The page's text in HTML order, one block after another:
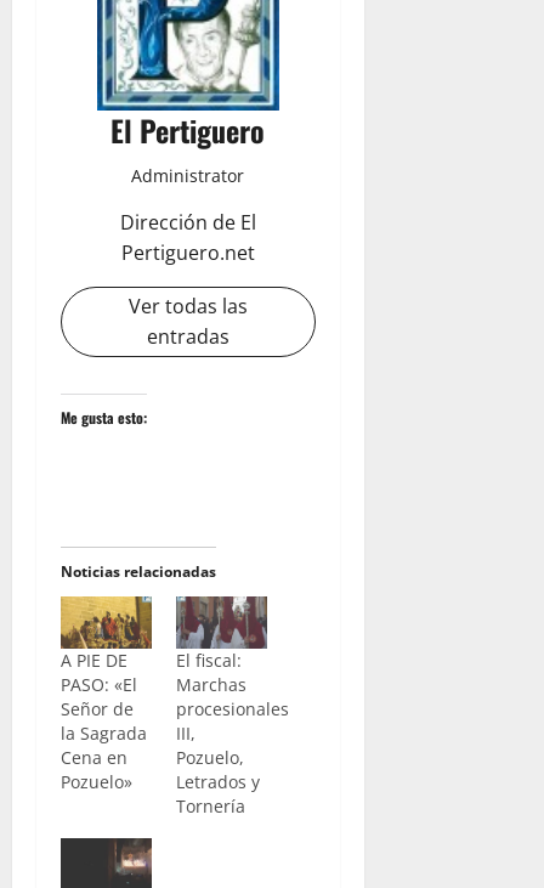
El Pertiguero
Administrator
Dirección de El
Pertiguero.net
Ver todas las
entradas
Me gusta esto:
Noticias relacionadas
A PIE DE
PASO: «El
Señor de
la Sagrada
Cena en
Pozuelo»
El fiscal:
Marchas
procesionales
III,
Pozuelo,
Letrados y
Tornería